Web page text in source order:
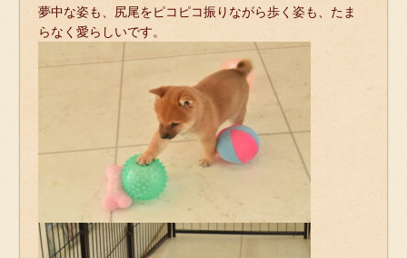
夢中な姿も、尻尾をピコピコ振りながら歩く姿も、たま
らなく愛らしいです。